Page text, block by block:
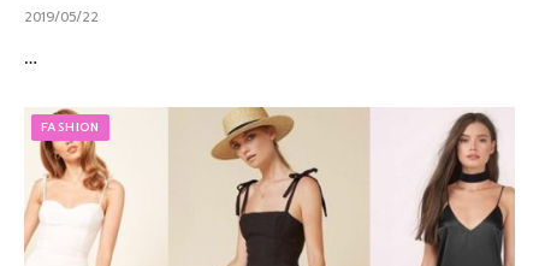
2019/05/22
…
FASHION